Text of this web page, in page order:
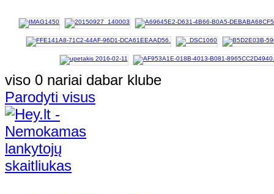
viso 0 nariai dabar klube
Parodyti visus